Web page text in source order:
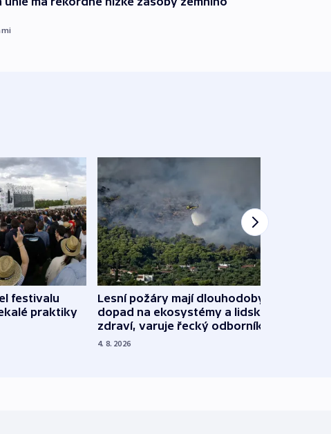
festivalu
praktiky
Lesní požáry mají dlouhodobý
dopad na ekosystémy a lidské
zdraví, varuje řecký odborník
4. 8. 2026